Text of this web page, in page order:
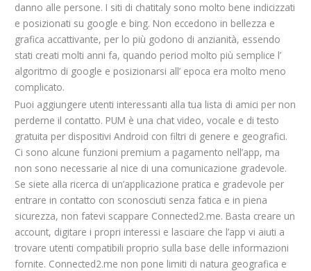
danno alle persone. I siti di chatitaly sono molto bene indicizzati
e posizionati su google e bing. Non eccedono in bellezza e
grafica accattivante, per lo più godono di anzianità, essendo
stati creati molti anni fa, quando period molto più semplice l’
algoritmo di google e posizionarsi all’ epoca era molto meno
complicato.
Puoi aggiungere utenti interessanti alla tua lista di amici per non
perderne il contatto. PUM è una chat video, vocale e di testo
gratuita per dispositivi Android con filtri di genere e geografici.
Ci sono alcune funzioni premium a pagamento nell’app, ma
non sono necessarie al nice di una comunicazione gradevole.
Se siete alla ricerca di un’applicazione pratica e gradevole per
entrare in contatto con sconosciuti senza fatica e in piena
sicurezza, non fatevi scappare Connected2.me. Basta creare un
account, digitare i propri interessi e lasciare che l’app vi aiuti a
trovare utenti compatibili proprio sulla base delle informazioni
fornite. Connected2.me non pone limiti di natura geografica e